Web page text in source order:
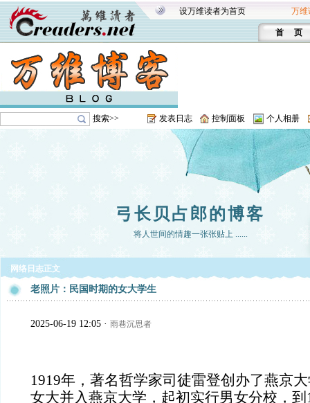
设万维读者为首页 万维
首 页
搜索>> 发表日志 控制面板 个人相册
弓长贝占郎的博客
将人世间的情趣一张张贴上 ......
网络日志正文
老照片：民国时期的女大学生
2025-06-19 12:05 · 雨巷沉思者
1919年，著名哲学家司徒雷登创办了燕京
女大并入燕京大学，起初实行男女分校，